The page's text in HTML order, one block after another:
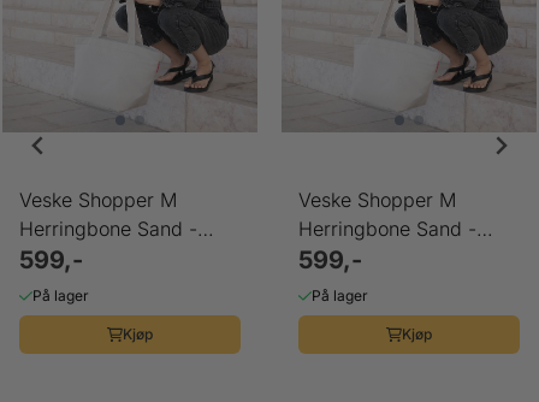
Veske Shopper M
Herringbone Sand -
Reisenthel
599,-
På lager
Kjøp
Veske Shopper M
Herringbone Sand -
Reisenthel
599,-
På lager
Kjøp